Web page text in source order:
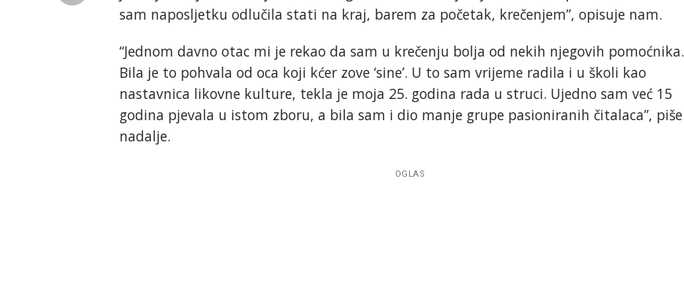
sam naposljetku odlučila stati na kraj, barem za početak, krečenjem”, opisuje nam.
“Jednom davno otac mi je rekao da sam u krečenju bolja od nekih njegovih pomoćnika.
Bila je to pohvala od oca koji kćer zove ‘sine’. U to sam vrijeme radila i u školi kao
nastavnica likovne kulture, tekla je moja 25. godina rada u struci. Ujedno sam već 15
godina pjevala u istom zboru, a bila sam i dio manje grupe pasioniranih čitalaca”, piše
nadalje.
OGLAS